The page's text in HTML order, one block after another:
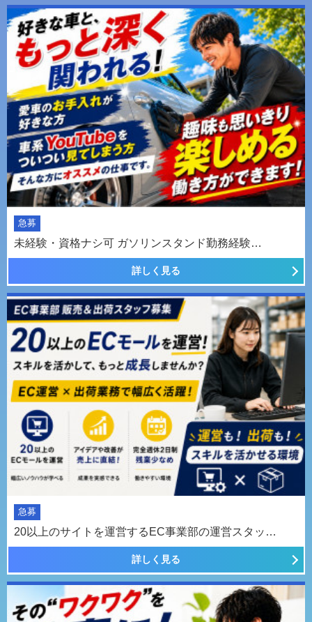
急募
未経験・資格ナシ可 ガソリンスタンド勤務経験…
詳しく見る
急募
20以上のサイトを運営するEC事業部の運営スタッ…
詳しく見る